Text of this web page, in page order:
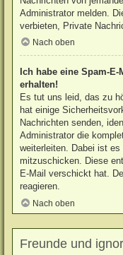
Administrator melden.
verbieten, Private
Nach oben
Ich habe eine Spam-
erhalten!
Es tut uns leid, das zu
hat einige
Nachrichten senden,
Administrator die
weiterleiten. Dabei ist
mitzuschicken. Diese
E-Mail verschickt hat.
reagieren.
Nach oben
Freunde und